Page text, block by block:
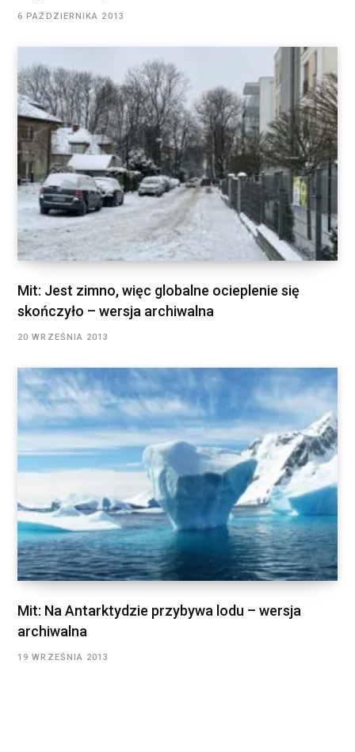
6 PAŹDZIERNIKA 2013
Mit: Jest zimno, więc globalne ocieplenie się
skończyło – wersja archiwalna
20 WRZEŚNIA 2013
Mit: Na Antarktydzie przybywa lodu – wersja
archiwalna
19 WRZEŚNIA 2013